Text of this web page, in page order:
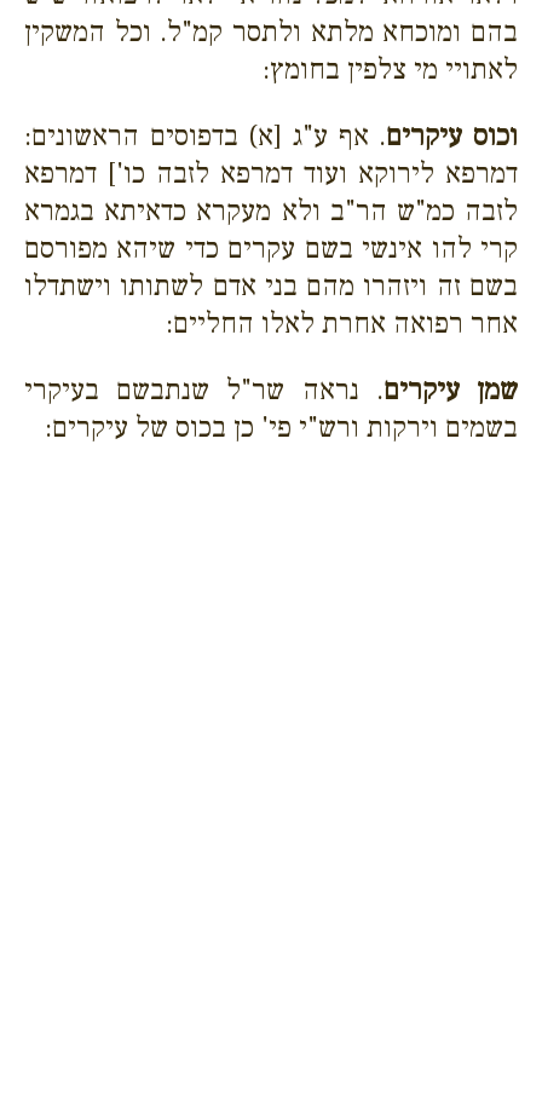
בהם ומוכחא מלתא ולתסר קמ"ל. וכל המשקין
לאתויי מי צלפין בחומץ:
וכוס עיקרים. אף ע"ג [א) בדפוסים הראשונים:
דמרפא לירוקא ועוד דמרפא לזבה כו'] דמרפא
לזבה כמ"ש הר"ב ולא מעקרא כדאיתא בגמרא
קרי להו אינשי בשם עקרים כדי שיהא מפורסם
בשם זה ויזהרו מהם בני אדם לשתותו וישתדלו
אחר רפואה אחרת לאלו החליים:
שמן עיקרים. נראה שר"ל שנתבשם בעיקרי
בשמים וירקות ורש"י פי' כן בכוס של עיקרים: